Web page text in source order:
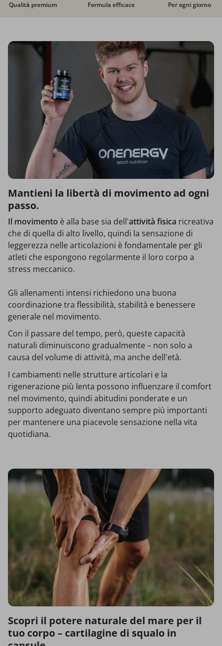
Qualità premium Formula efficace Per ogni giorno
Mantieni la libertà di movimento ad ogni
passo.
Il movimento è alla base sia dell'attività fisica ricreativa
che di quella di alto livello, quindi la sensazione di
leggerezza nelle articolazioni è fondamentale per gli
atleti che espongono regolarmente il loro corpo a
stress meccanico.
Gli allenamenti intensi richiedono una buona
coordinazione tra flessibilità, stabilità e benessere
generale nel movimento.
Con il passare del tempo, però, queste capacità
naturali diminuiscono gradualmente – non solo a
causa del volume di attività, ma anche dell'età.
I cambiamenti nelle strutture articolari e la
rigenerazione più lenta possono influenzare il comfort
nel movimento, quindi abitudini ponderate e un
supporto adeguato diventano sempre più importanti
per mantenere una piacevole sensazione nella vita
quotidiana.
Scopri il potere naturale del mare per il
tuo corpo – cartilagine di squalo in